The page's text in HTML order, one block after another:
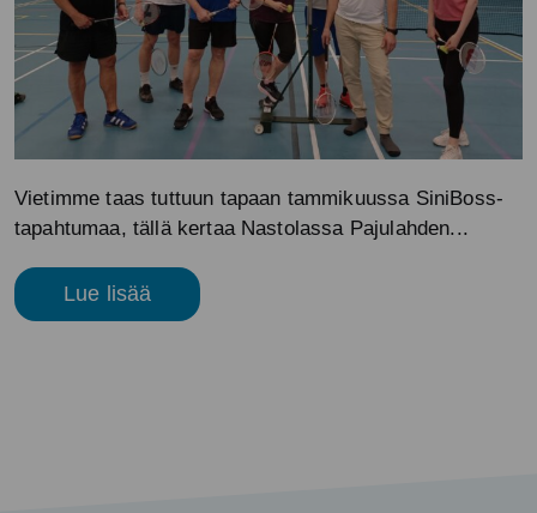
Vietimme taas tuttuun tapaan tammikuussa SiniBoss-
tapahtumaa, tällä kertaa Nastolassa Pajulahden...
Lue lisää